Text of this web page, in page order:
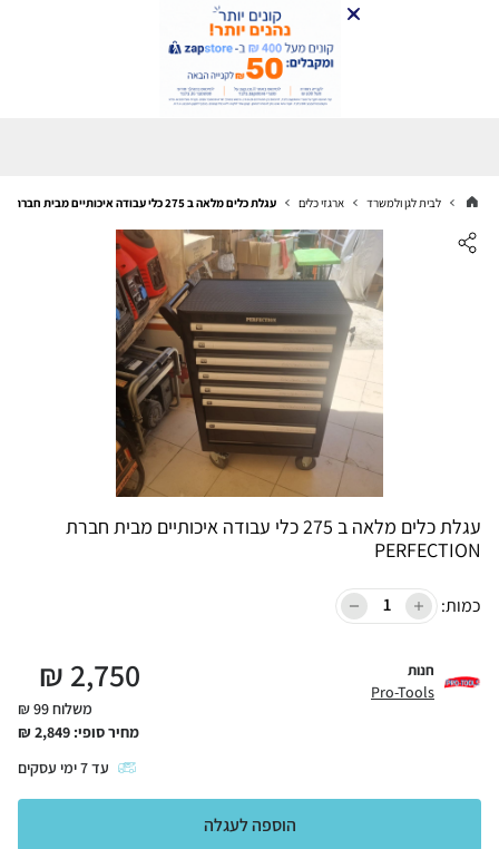
לבית לגן ולמשרד ארגזי כלים עגלת כלים מלאה ב 275 כלי עבודה איכותיים מבית חברת PERFECTION
עגלת כלים מלאה ב 275 כלי עבודה איכותיים מבית חברת
PERFECTION
כמות:
חנות
Pro-Tools
2,750
₪
משלוח 99 ₪
מחיר סופי: 2,849
₪
עד7ימי עסקים
הוספה לעגלה